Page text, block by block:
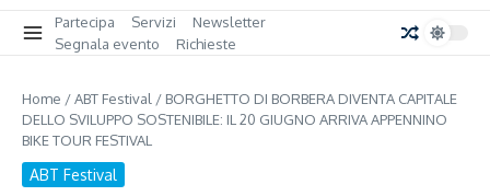
Partecipa Servizi
Newsletter
Segnala evento
Richieste
Home /ABT Festival / BORGHETTO DI BORBERA DIVENTA CAPITALE
DELLO SVILUPPO SOSTENIBILE: IL 20 GIUGNO ARRIVA APPENNINO
BIKE TOUR FESTIVAL
ABT Festival